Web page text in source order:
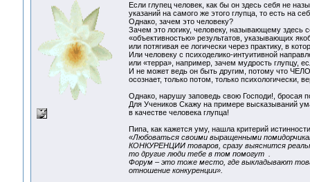
Если глупец человек, как бы он здесь себя не
указаний на самого же этого глупца, то есть на
Однако, зачем это человеку?
Зачем это логику, человеку, называющему здесь
«объективностью» результатов, указывающих
или потягивая ее логически через практику, в
Или человеку с психоделико-интуитивной
или «терра», например, зачем мудрость глупцу,
И не может ведь он быть другим, потому что
осознает, только потом, только психологически,
Однако, нарушу заповедь свою Господи!, бросая
Для Учеников Скажу на примере высказываний
в качестве человека глупца!
Пипа, как кажется уму, нашла критерий
«Любоваться своими выращенными
КОНКУРЕНЦИИ товаров, сразу выяснится
то другие люди тебе в том помогут .
Форум – это тоже место, где выкладывают
отношение конкуренции».